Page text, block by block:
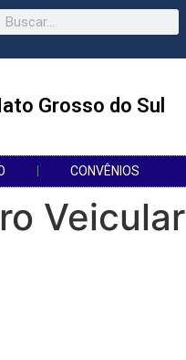
Grosso do Sul
CONVÊNIOS
Veicular